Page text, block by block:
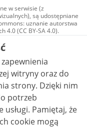
w serwisie (z
są udostępniane
uznanie autorstwa
4.0 (CC BY-SA 4.0).
tym zdjęcia, materiały
na licencji typu
autorstwa użycie
zależnych 4.0 (CC BY-
inaczej.
witryny oraz do
Dzięki nim
potrzeb
że
cookie mogą